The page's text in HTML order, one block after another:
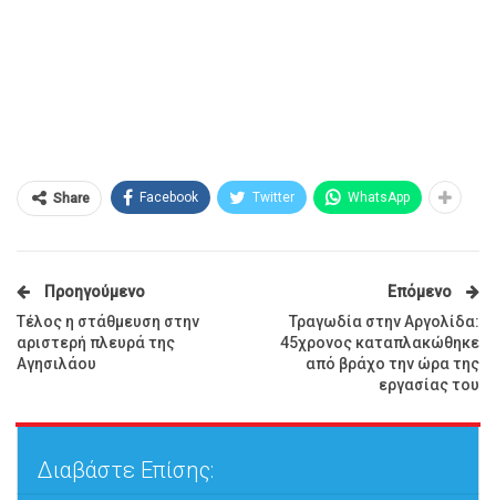
Share Facebook Twitter WhatsApp
Προηγούμενο
Τέλος η στάθμευση στην
αριστερή πλευρά της
Αγησιλάου
Επόμενο
Τραγωδία στην Αργολίδα:
45χρονος καταπλακώθηκε
από βράχο την ώρα της
εργασίας του
Διαβάστε Επίσης: